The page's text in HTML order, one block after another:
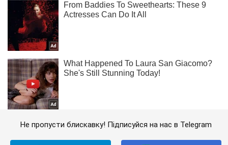
Не пропусти блискавку! Підписуйся на нас в Telegram